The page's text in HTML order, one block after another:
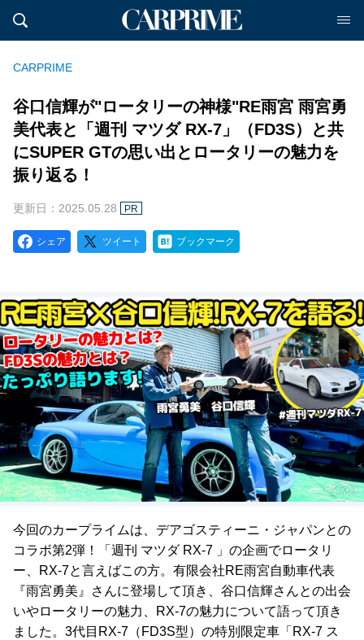
CARPRIME
谷口信輝が"ロータリーの神様"RE雨宮 雨宮勇
美代表と「週刊 マツダ RX-7」（FD3S）と共
にSUPER GTの思い出とロータリーの魅力を
振り返る！
更新日：2025.05.28 PR
シェア ツイート ブックマーク
今回のカープライムは、デアゴスティーニ・ジャパンとの
コラボ第2弾！「週刊 マツダ RX-7 」の企画でロータリ
ー、RX-7と言えばこの方。有限会社RE雨宮自動車代表
『雨宮勇美』さんに登場して頂き、谷口信輝さんとの出会
いやロータリーの魅力、RX-7の魅力について語って頂き
ました。3代目RX-7（FD3S型）の特別限定車「RX-7 ス